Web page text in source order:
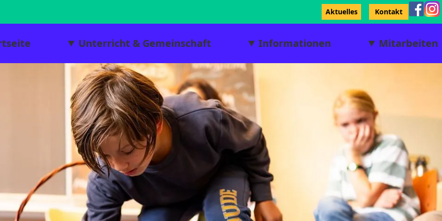
Unterricht & Gemeinschaft Informationen Mitarbeiten
Aktuelles Kontakt